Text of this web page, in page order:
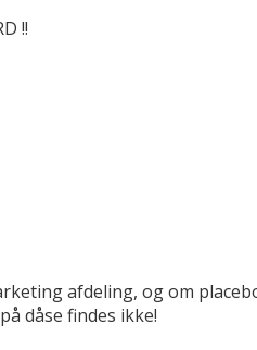
!!
afdeling, og om
dåse findes ikke!